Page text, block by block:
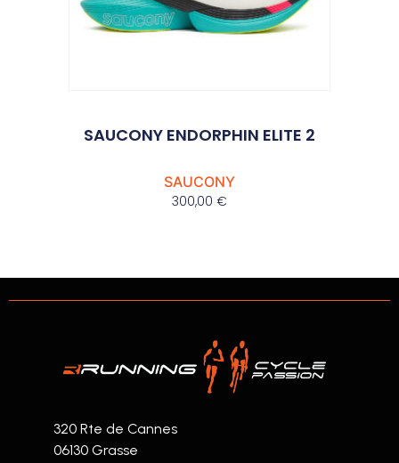
SAUCONY ENDORPHIN ELITE 2
SAUCONY
300,00 €
320 Rte de Cannes
06130 Grasse